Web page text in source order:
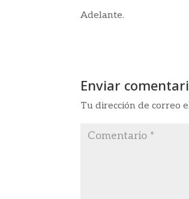
Adelante.
Enviar
Tu dirección de correo